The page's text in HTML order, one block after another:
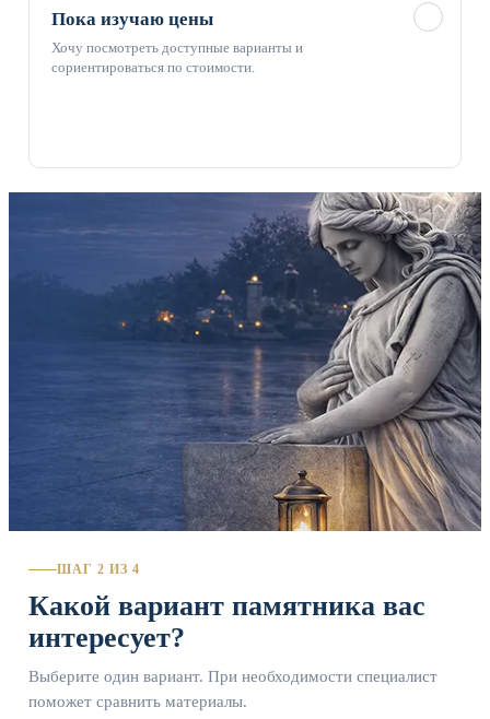
Пока изучаю цены
Хочу посмотреть доступные варианты и
сориентироваться по стоимости.
ШАГ 2 ИЗ 4
Какой вариант памятника вас
интересует?
Выберите один вариант. При необходимости специалист
поможет сравнить материалы.